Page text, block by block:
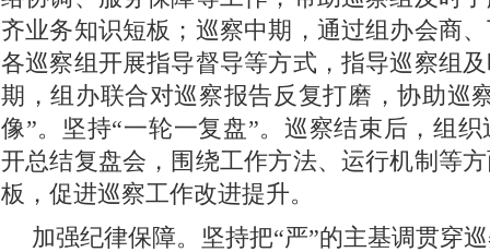
齐业务知识短板；巡察中期，通过组办会商
各巡察组开展指导督导等方式，指导巡察组
期，组办联合对巡察报告反复打磨，协助巡
像”。坚持“一轮一复盘”。巡察结束后，组
开总结复盘会，围绕工作方法、运行机制等
板，促进巡察工作改进提升。
加强纪律保障。坚持把“严”的主基调贯穿